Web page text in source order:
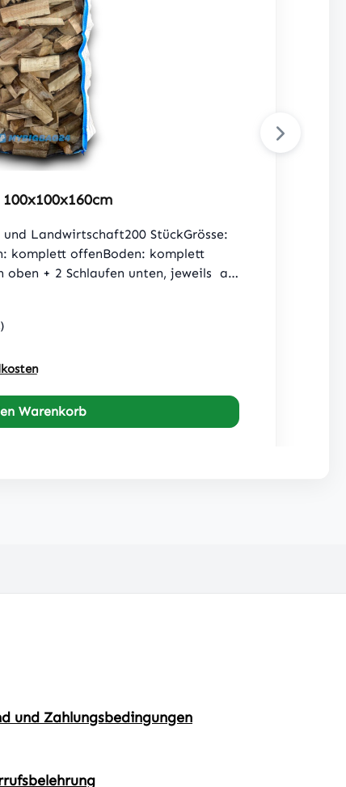
Landwirtschaft200 StückGrösse:
komplett offenBoden: komplett
oben + 2 Schlaufen unten, jeweils a
170 g/m²U - Panel = 2
Bahn gefertigUV - StabilBeste
(ohne Inhalt)
Warenkorb
und Zahlungsbedingungen